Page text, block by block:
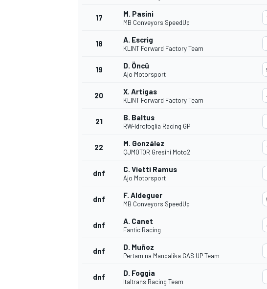
17 M. Pasini
MB Conveyors SpeedUp
18 A. Escrig
KLINT Forward Factory Team
19 D. Öncü
Ajo Motorsport
20 X. Artigas
KLINT Forward Factory Team
21 B. Baltus
RW-Idrofoglia Racing GP
22 M. González
QJMOTOR Gresini Moto2
dnf C. Vietti Ramus
Ajo Motorsport
dnf F. Aldeguer
MB Conveyors SpeedUp
dnf A. Canet
Fantic Racing
dnf D. Muñoz
Pertamina Mandalika GAS UP Team
dnf D. Foggia
Italtrans Racing Team